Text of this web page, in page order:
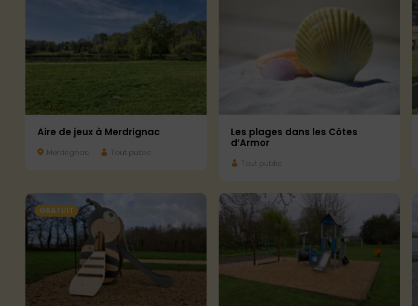
Aire de jeux à Merdrignac
Merdrignac Tout public
Les plages dans les Côtes
d’Armor
Tout public
GRATUIT